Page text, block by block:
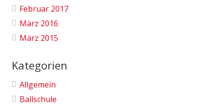
Februar 2017
März 2016
März 2015
Kategorien
Allgemein
Ballschule